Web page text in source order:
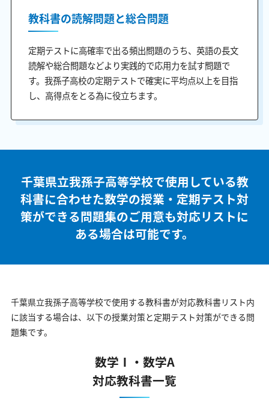
教科書の読解問題と総合問題
定期テストに高確率で出る頻出問題のうち、英語の長文
読解や総合問題などより実践的で応用力を試す問題で
す。我孫子高校の定期テストで確実に平均点以上を目指
し、高得点をとる為に役立ちます。
千葉県立我孫子高等学校で使用している教
科書に合わせた数学の授業・定期テスト対
策ができる問題集のご用意も対応リストに
ある場合は可能です。
千葉県立我孫子高等学校で使用する教科書が対応教科書リスト内
に該当する場合は、以下の授業対策と定期テスト対策ができる問
題集です。
数学Ⅰ・数学A
対応教科書一覧